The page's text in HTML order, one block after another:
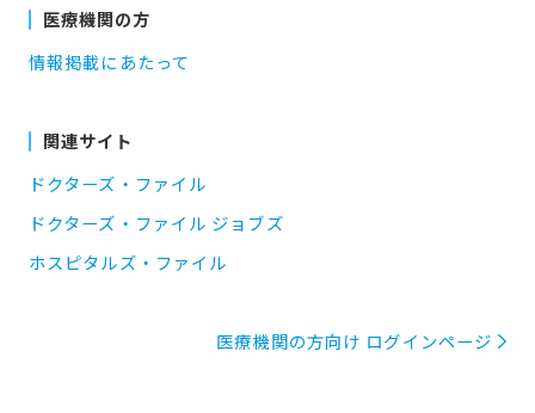
医療機関の方
情報掲載にあたって
関連サイト
ドクターズ・ファイル
ドクターズ・ファイル ジョブズ
ホスピタルズ・ファイル
医療機関の方向け ログインページ